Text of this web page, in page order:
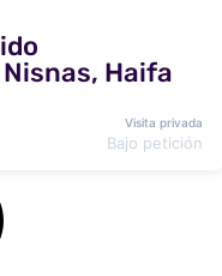
Haifa
Visita privada
Bajo petición